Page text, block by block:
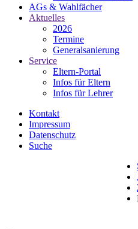
AGs & Wahlfächer
Aktuelles
2026
Termine
Generalsanierung
Service
Eltern-Portal
Infos für Eltern
Infos für Lehrer
Kontakt
Impressum
Datenschutz
Suche